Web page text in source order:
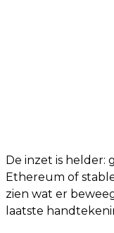
De inzet is helder:
Ethereum of
zien wat er
laatste